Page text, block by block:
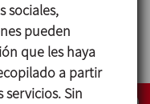
sociales,
pueden
que les haya
a partir
servicios. Sin